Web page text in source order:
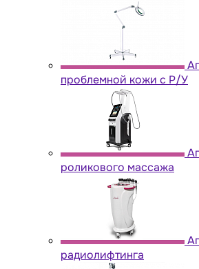
проблемной кожи с Р/У
роликового массажа
радиолифтинга